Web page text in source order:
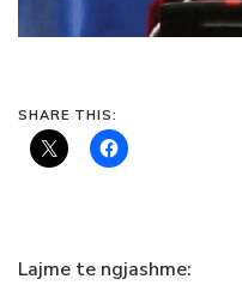
SHARE THIS:
Lajme te ngjashme